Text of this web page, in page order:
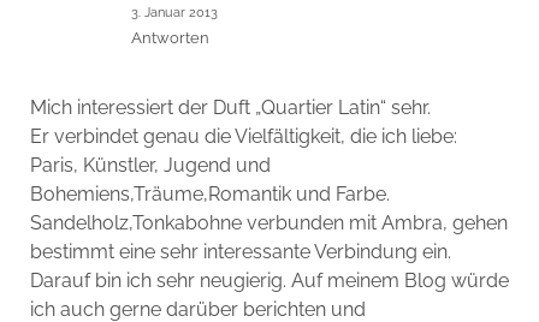
3. Januar 2013
Antworten
Mich interessiert der Duft „Quartier Latin“ sehr.
Er verbindet genau die Vielfältigkeit, die ich liebe:
Paris, Künstler, Jugend und
Bohemiens,Träume,Romantik und Farbe.
Sandelholz,Tonkabohne verbunden mit Ambra, gehen
bestimmt eine sehr interessante Verbindung ein.
Darauf bin ich sehr neugierig. Auf meinem Blog würde
ich auch gerne darüber berichten und